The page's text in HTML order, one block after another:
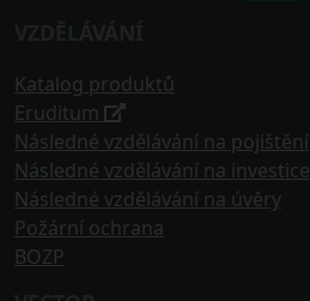
Katalog produktů
Eruditum
Následné vzdělávání na pojištění
Následné vzdělávání na investice
Následné vzdělávání na úvěry
Požární ochrana
BOZP